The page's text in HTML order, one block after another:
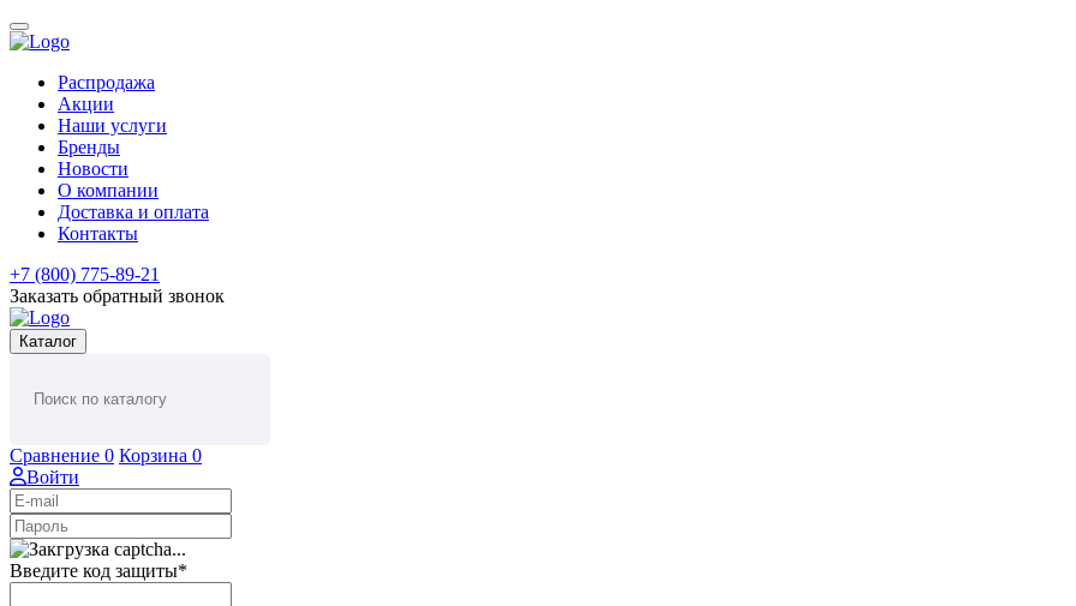
Распродажа
Акции
Наши услуги
Бренды
Новости
О компании
Доставка и оплата
Контакты
+7 (800) 775-89-21
Заказать обратный звонок
Каталог
Сравнение 0 Корзина 0
Войти
Введите код защиты*